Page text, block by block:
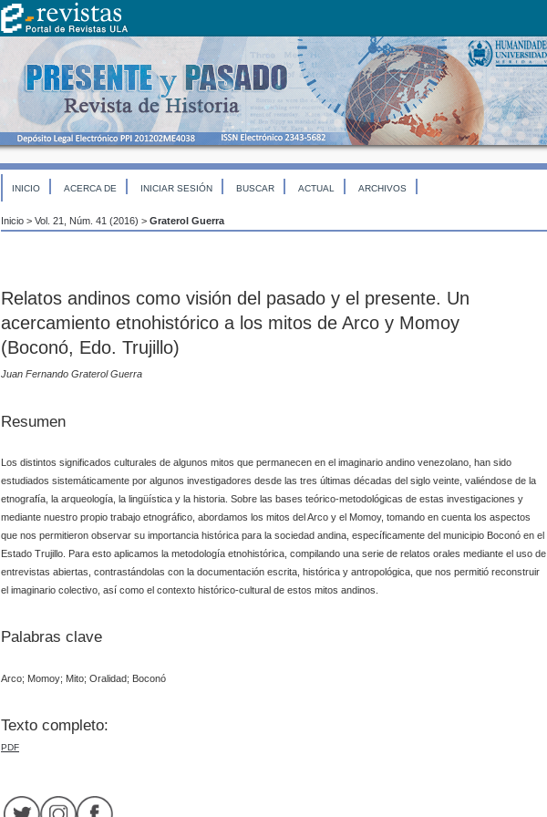
INICIO ACERCA DE INICIAR SESIÓN BUSCAR ACTUAL ARCHIVOS
Inicio > Vol. 21, Núm. 41 (2016) > Graterol Guerra
Relatos andinos como visión del pasado y el presente. Un
acercamiento etnohistórico a los mitos de Arco y Momoy
(Boconó, Edo. Trujillo)
Juan Fernando Graterol Guerra
Resumen
Los distintos significados culturales de algunos mitos que permanecen en el imaginario andino venezolano, han sido
estudiados sistemáticamente por algunos investigadores desde las tres últimas décadas del siglo veinte, valiéndose de la
etnografía, la arqueología, la lingüística y la historia. Sobre las bases teórico-metodológicas de estas investigaciones y
mediante nuestro propio trabajo etnográfico, abordamos los mitos del Arco y el Momoy, tomando en cuenta los aspectos
que nos permitieron observar su importancia histórica para la sociedad andina, específicamente del municipio Boconó en el
Estado Trujillo. Para esto aplicamos la metodología etnohistórica, compilando una serie de relatos orales mediante el uso de
entrevistas abiertas, contrastándolas con la documentación escrita, histórica y antropológica, que nos permitió reconstruir
el imaginario colectivo, así como el contexto histórico-cultural de estos mitos andinos.
Palabras clave
Arco; Momoy; Mito; Oralidad; Boconó
Texto completo:
PDF